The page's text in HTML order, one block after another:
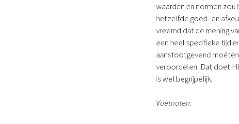
waarden en normen
hetzelfde goed- en
vreemd dat de mening
een heel specifieke tijd
aanstootgevend
veroordelen. Dat doet
is wel begrijpelijk.
Voetnoten: